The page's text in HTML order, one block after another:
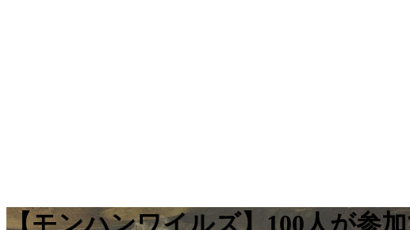
【モンハンワイルズ】100人が参